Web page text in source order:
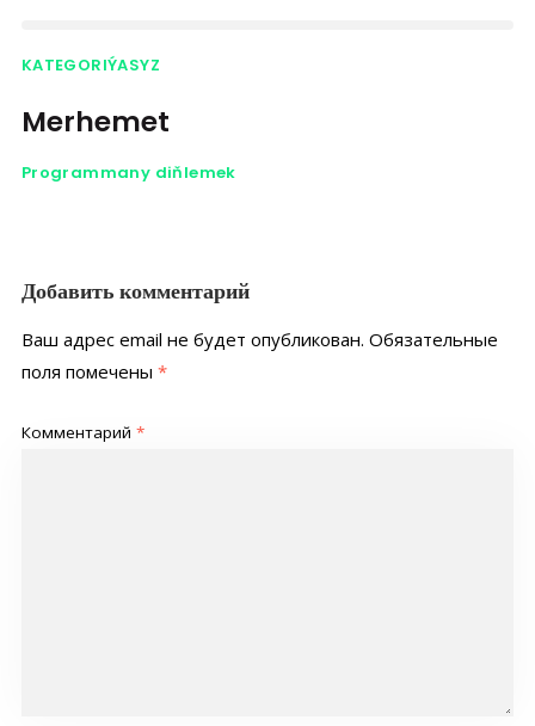
KATEGORIÝASYZ
Merhemet
Programmany diňlemek
Добавить комментарий
Ваш адрес email не будет опубликован. Обязательные
поля помечены *
Комментарий *